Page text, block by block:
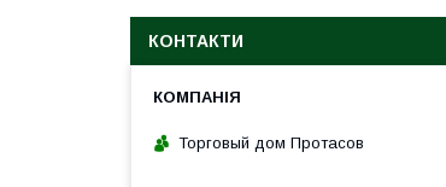
КОНТАКТИ
Торговый дом Протасов